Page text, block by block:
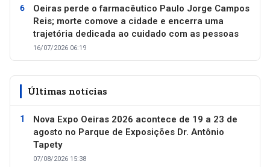
Oeiras perde o farmacêutico Paulo Jorge Campos
Reis; morte comove a cidade e encerra uma
trajetória dedicada ao cuidado com as pessoas
16/07/2026 06:19
Últimas notícias
Nova Expo Oeiras 2026 acontece de 19 a 23 de
agosto no Parque de Exposições Dr. Antônio
Tapety
07/08/2026 15:38